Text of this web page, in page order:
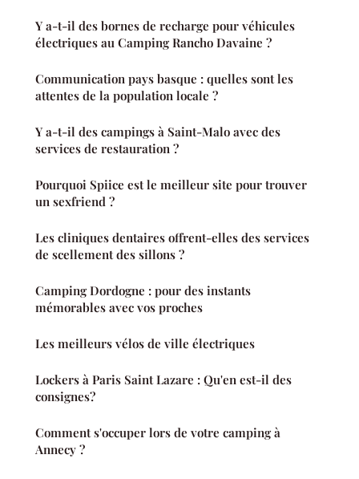
Y a-t-il des bornes de recharge pour véhicules
électriques au Camping Rancho Davaine ?
Communication pays basque : quelles sont les
attentes de la population locale ?
Y a-t-il des campings à Saint-Malo avec des
services de restauration ?
Pourquoi Spiice est le meilleur site pour trouver
un sexfriend ?
Les cliniques dentaires offrent-elles des services
de scellement des sillons ?
Camping Dordogne : pour des instants
mémorables avec vos proches
Les meilleurs vélos de ville électriques
Lockers à Paris Saint Lazare : Qu'en est-il des
consignes?
Comment s'occuper lors de votre camping à
Annecy ?